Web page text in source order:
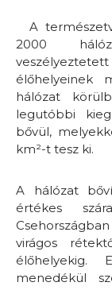
A
2000
élőhelyeinek
hálózat
legutóbbi
bővül,
km²-t tesz ki.
A hálózat
értékes
virágos
élőhelyekig.
menedékül